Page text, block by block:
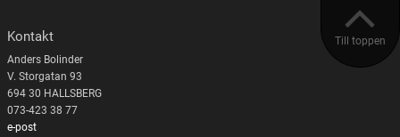
Till toppen
Kontakt
Anders Bolinder
V. Storgatan 93
694 30 HALLSBERG
073-423 38 77
e-post